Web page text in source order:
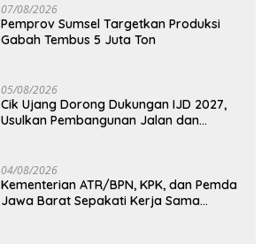
07/08/2026
Pemprov Sumsel Targetkan Produksi
Gabah Tembus 5 Juta Ton
05/08/2026
Cik Ujang Dorong Dukungan IJD 2027,
Usulkan Pembangunan Jalan dan
04/08/2026
Kementerian ATR/BPN, KPK, dan Pemda
Jawa Barat Sepakati Kerja Sama